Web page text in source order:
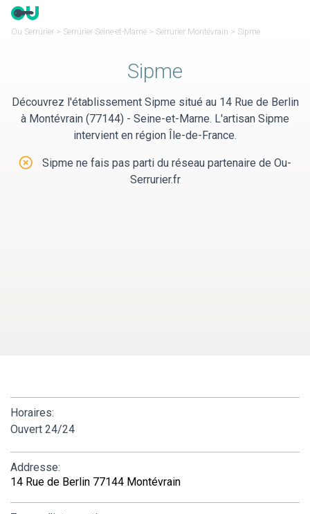
Panneau de gestion des cookies
Ou Serrurier > Serrurier Seine-et-Marne > Serrurier Montévrain > Sipme
Sipme
Découvrez l'établissement Sipme situé au 14 Rue de Berlin
à Montévrain (77144) - Seine-et-Marne. L'artisan Sipme
intervient en région Île-de-France.
Sipme ne fais pas parti du réseau partenaire de Ou-
Serrurier.fr
Horaires:
Ouvert 24/24
Addresse:
14 Rue de Berlin 77144 Montévrain